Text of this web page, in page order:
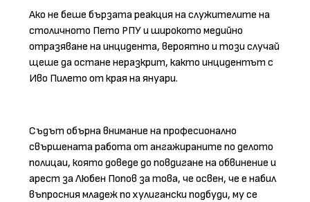
Ако не беше бързата реакция на служителите на
столичното Пето РПУ и широкото медийно
отразяване на инцидента, вероятно и този случай
щеше да остане неразкрит, както инцидентът с
Иво Пилето от края на януари.
Съдът обърна внимание на професионално
свършената работа от ангажираните по делото
полицаи, която доведе до повдигане на обвинение и
арест за Любен Попов за това, че освен, че е набил
въпросния младеж по хулигански подбуди, му се